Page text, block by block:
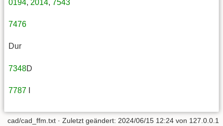
0194, 2014, 7543
7476
Dur
7348D
7787
cad/cad_ffm.txt · Zuletzt geändert: 2024/06/15 12:24 von 127.0.0.1